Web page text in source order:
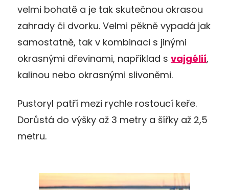
velmi bohatě a je tak skutečnou okrasou
zahrady či dvorku. Velmi pěkně vypadá jak
samostatně, tak v kombinaci s jinými
okrasnými dřevinami, například s vajgélií,
kalinou nebo okrasnými slivoněmi.
Pustoryl patří mezi rychle rostoucí keře.
Dorůstá do výšky až 3 metry a šířky až 2,5
metru.